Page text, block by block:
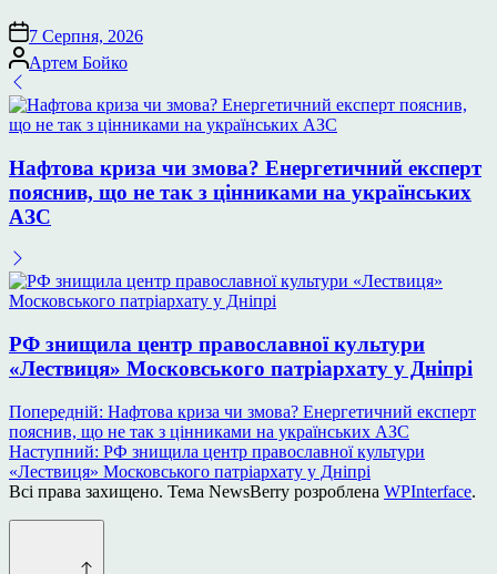
7 Серпня, 2026
Опубліковано
Артем Бойко
Нафтова криза чи змова? Енергетичний експерт
пояснив, що не так з цінниками на українських
АЗС
РФ знищила центр православної культури
«Лествиця» Московського патріархату у Дніпрі
Навігація
записів
Попередній: Нафтова криза чи змова? Енергетичний експерт
пояснив, що не так з цінниками на українських АЗС
Наступний: РФ знищила центр православної культури
«Лествиця» Московського патріархату у Дніпрі
Всі права захищено. Тема NewsBerry розроблена WPInterface.